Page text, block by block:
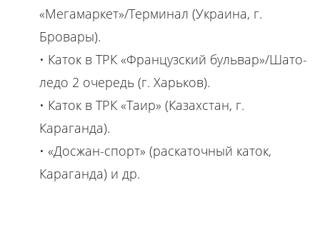
«Мегамаркет»/Терминал (Украина, г.
Бровары).
• Каток в ТРК «Французский бульвар»/Шато-
ледо 2 очередь (г. Харьков).
• Каток в ТРК «Таир» (Казахстан, г.
Караганда).
• «Досжан-спорт» (раскаточный каток,
Караганда) и др.